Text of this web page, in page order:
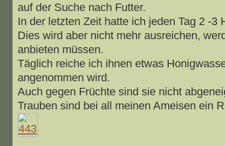
auf der Suche nach Futter.
In der letzten Zeit hatte ich jeden Tag 2 -3
Dies wird aber nicht mehr ausreichen,
anbieten müssen.
Täglich reiche ich ihnen etwas
angenommen wird.
Auch gegen Früchte sind sie nicht
Trauben sind bei all meinen Ameisen ein